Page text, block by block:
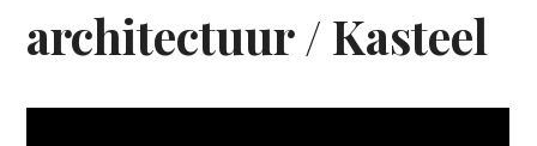
architectuur / Kasteel